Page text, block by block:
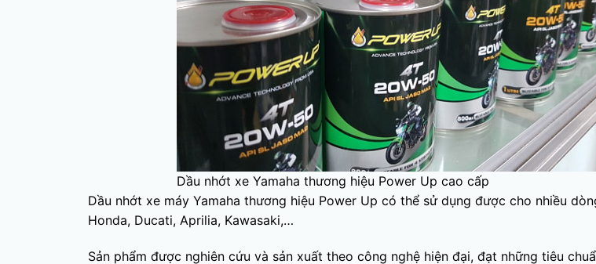
Dầu nhớt xe Yamaha thương hiệu Power Up cao cấp
Dầu nhớt xe máy Yamaha thương hiệu Power Up có thể sử dụng được cho nhiều
Honda, Ducati, Aprilia, Kawasaki,…
Sản phẩm được nghiên cứu và sản xuất theo công nghệ hiện đại, đạt những tiêu